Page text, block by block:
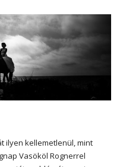
ilyen kellemetlenül, mint
Vasököl Rognerrel